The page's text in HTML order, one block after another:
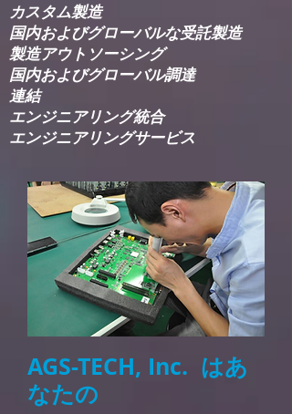
カスタム製造
国内およびグローバルな受託製造
製造アウトソーシング
国内およびグローバル調達
連結​
エンジニアリング統合​
エンジニアリングサービス
AGS-TECH, Inc. はあ
なたの